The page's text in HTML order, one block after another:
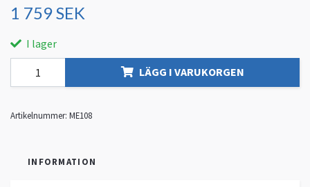
1 759 SEK
I lager
LÄGG I VARUKORGEN
Artikelnummer: ME108
INFORMATION